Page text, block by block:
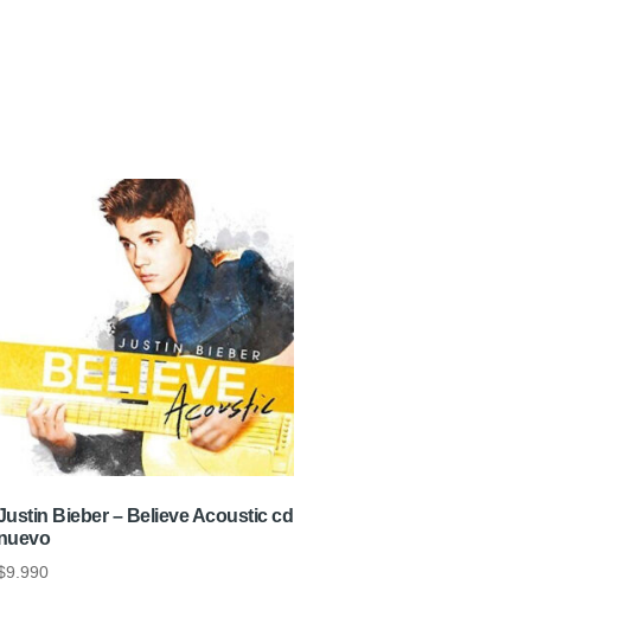
Bieber – Believe Acoustic cd
9.990